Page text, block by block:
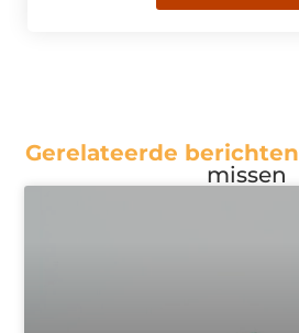
Gerelateerde berichten
missen